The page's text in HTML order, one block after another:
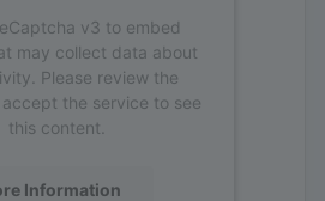
v3 to embed
may collect data about
Please review the
the service to see
this content.
Information